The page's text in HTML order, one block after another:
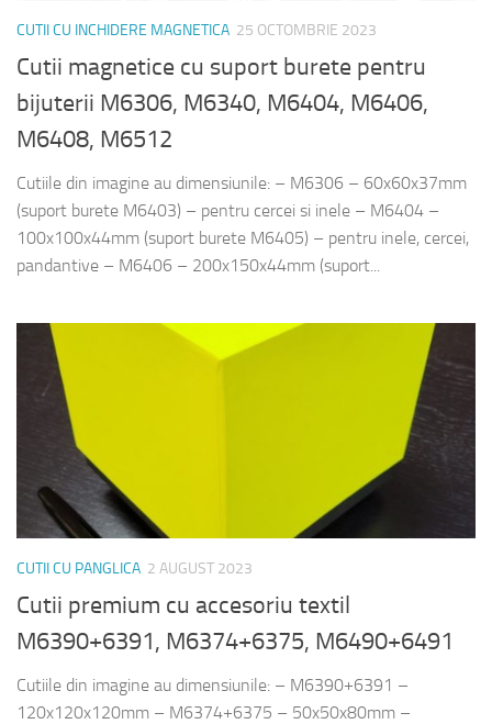
CUTII CU INCHIDERE MAGNETICA 25 OCTOMBRIE 2023
Cutii magnetice cu suport burete pentru
bijuterii M6306, M6340, M6404, M6406,
M6408, M6512
Cutiile din imagine au dimensiunile: – M6306 – 60x60x37mm
(suport burete M6403) – pentru cercei si inele – M6404 –
100x100x44mm (suport burete M6405) – pentru inele, cercei,
pandantive – M6406 – 200x150x44mm (suport...
CUTII CU PANGLICA 2 AUGUST 2023
Cutii premium cu accesoriu textil
M6390+6391, M6374+6375, M6490+6491
Cutiile din imagine au dimensiunile: – M6390+6391 –
120x120x120mm – M6374+6375 – 50x50x80mm –